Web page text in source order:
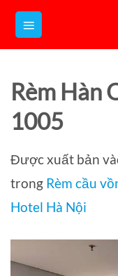
qua
dung
Rèm Hàn
1005
Được xuất bản
trong Rèm cầu
Hotel Hà Nội